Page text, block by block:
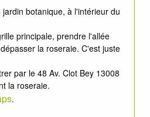
botanique, à l'intérieur du
principale, prendre l'allée
la roseraie. C'est juste
par le 48 Av. Clot Bey 13008
la roseraie.
.